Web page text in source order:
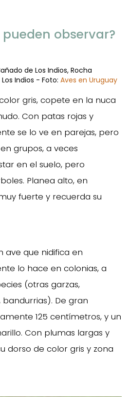
pueden observar?
Indios - Foto: Aves en Uruguay
gris, copete en la nuca
Con patas rojas y
se lo ve en parejas, pero
grupos, a veces
en el suelo, pero
Planea alto, en
fuerte y recuerda su
ave que nidifica en
lo hace en colonias, a
(otras garzas,
bandurrias). De gran
125 centímetros, y un
Con plumas largas y
dorso de color gris y zona